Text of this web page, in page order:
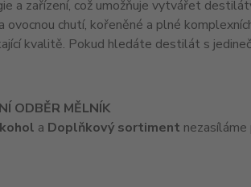
a zařízení, což umožňuje vytvářet
ovocnou chutí, kořeněné a plné
kvalitě. Pokud hledáte destilát s
ODBĚR MĚLNÍK
a Doplňkový sortiment